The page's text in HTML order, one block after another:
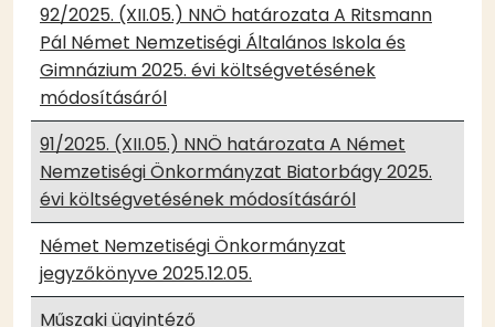
92/2025. (XII.05.) NNÖ határozata A Ritsmann
Pál Német Nemzetiségi Általános Iskola és
Gimnázium 2025. évi költségvetésének
módosításáról
91/2025. (XII.05.) NNÖ határozata A Német
Nemzetiségi Önkormányzat Biatorbágy 2025.
évi költségvetésének módosításáról
Német Nemzetiségi Önkormányzat
jegyzőkönyve 2025.12.05.
Műszaki ügyintéző